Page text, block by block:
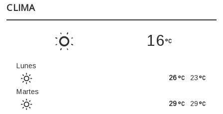
CLIMA
16
Lunes
23
26
Martes
29
29